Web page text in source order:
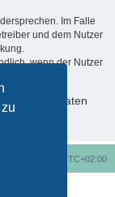
Im Falle
und dem Nutzer
wenn der Nutzer
Daten
UTC+02:00